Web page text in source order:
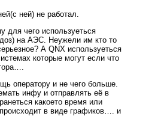
ней) не работал.
для чего используеться
на АЭС. Неужели им кто то
А QNX используеться
которые могут если что
оператору и не чего больше.
инфу и отправлять её в
какоето время или
в виде графиков…. и